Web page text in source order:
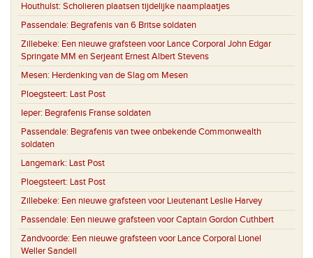
Houthulst: Scholieren plaatsen tijdelijke naamplaatjes
Passendale: Begrafenis van 6 Britse soldaten
Zillebeke: Een nieuwe grafsteen voor Lance Corporal John Edgar
Springate MM en Serjeant Ernest Albert Stevens
Mesen: Herdenking van de Slag om Mesen
Ploegsteert: Last Post
Ieper: Begrafenis Franse soldaten
Passendale: Begrafenis van twee onbekende Commonwealth
soldaten
Langemark: Last Post
Ploegsteert: Last Post
Zillebeke: Een nieuwe grafsteen voor Lieutenant Leslie Harvey
Passendale: Een nieuwe grafsteen voor Captain Gordon Cuthbert
Zandvoorde: Een nieuwe grafsteen voor Lance Corporal Lionel
Weller Sandell